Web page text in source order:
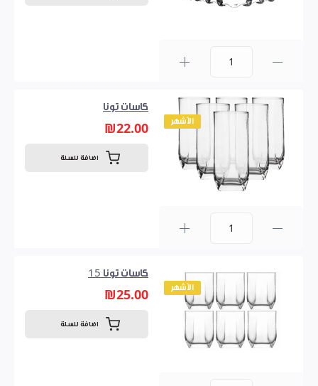
الأشهر
كاسات تونا
₪22.00
اضافة للسلة
الأشهر
كاسات تونا 15
₪25.00
اضافة للسلة